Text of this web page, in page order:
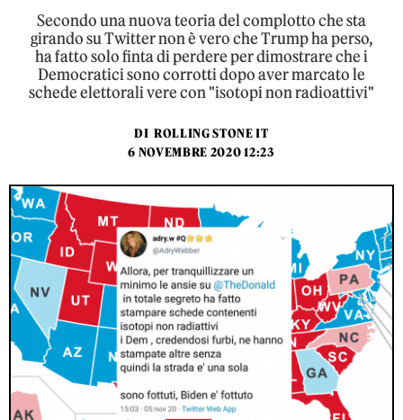
Secondo una nuova teoria del complotto che sta
girando su Twitter non è vero che Trump ha perso,
ha fatto solo finta di perdere per dimostrare che i
Democratici sono corrotti dopo aver marcato le
schede elettorali vere con "isotopi non radioattivi"
DI ROLLING STONE IT
6 NOVEMBRE 2020 12:23